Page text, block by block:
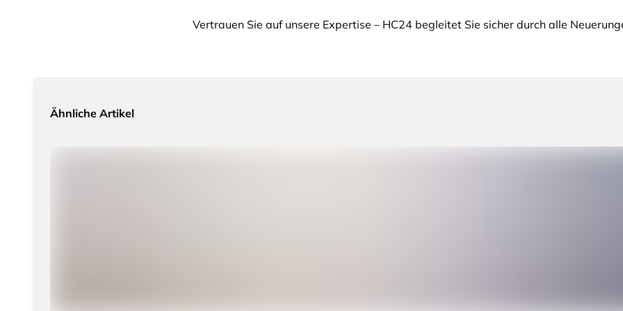
Vertrauen Sie auf unsere Expertise – HC24 begleitet Sie sicher durch alle
Ähnliche Artikel